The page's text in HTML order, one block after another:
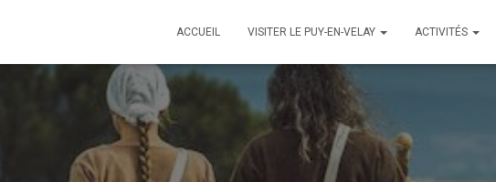
ACCUEIL VISITER LE PUY-EN-VELAY ACTIVITÉS